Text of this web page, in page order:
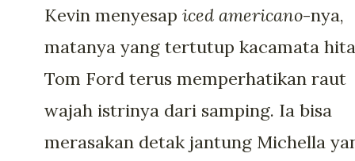
Kevin menyesap iced americano-nya,
matanya yang tertutup kacamata
Tom Ford terus memperhatikan raut
wajah istrinya dari samping. Ia bisa
merasakan detak jantung Michella